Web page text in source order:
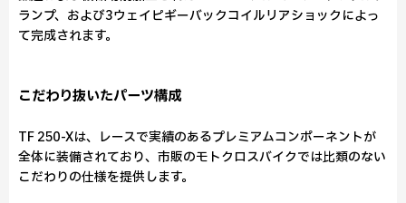
ランプ、および3ウェイピギーバックコイルリアショックによっ
て完成されます。
こだわり抜いたパーツ構成
TF 250-Xは、レースで実績のあるプレミアムコンポーネントが
全体に装備されており、市販のモトクロスバイクでは比類のない
こだわりの仕様を提供します。